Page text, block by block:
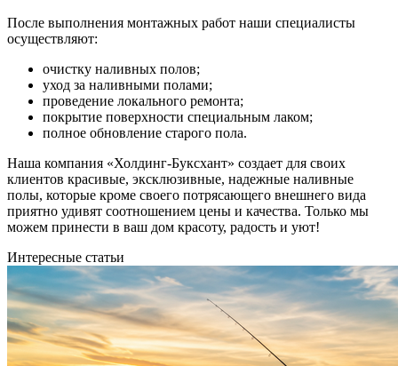
После выполнения монтажных работ наши специалисты
осуществляют:
очистку наливных полов;
уход за наливными полами;
проведение локального ремонта;
покрытие поверхности специальным лаком;
полное обновление старого пола.
Наша компания «Холдинг-Буксхант» создает для своих
клиентов красивые, эксклюзивные, надежные наливные
полы, которые кроме своего потрясающего внешнего вида
приятно удивят соотношением цены и качества. Только мы
можем принести в ваш дом красоту, радость и уют!
Интересные статьи